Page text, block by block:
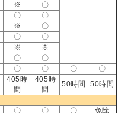
※
〇
〇
〇
※
〇
〇
〇
※
※
〇
〇
〇 〇 〇
〇
405時
間
405時
間
50時間
50時間
〇 〇 〇
免除